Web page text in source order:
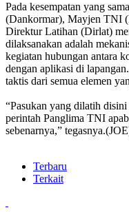
Pada kesempatan yang
(Dankormar), Mayjen TNI
Direktur Latihan (Dirlat)
dilaksanakan adalah
kegiatan hubungan antara
dengan aplikasi di
taktis dari semua elemen
“Pasukan yang dilatih
perintah Panglima TNI
sebenarnya,”
Terbaru
Terkait